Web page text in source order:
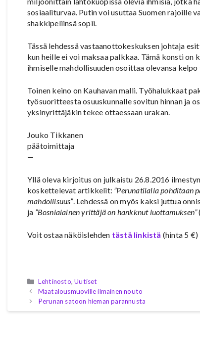
sosiaaliturvaa. Putin voi usuttaa Suomen rajoille
shakkipeliinsä sopii.
Tässä lehdessä vastaanottokeskuksen johtaja
kun heille ei voi maksaa palkkaa. Tämä konsti
ihmiselle mahdollisuuden osoittaa olevansa
Toinen keino on Kauhavan malli. Työhalukkaat
työsuoritteesta osuuskunnalle sovitun hinnan ja
yksinyrittäjäkin tekee ottaessaan urakan.
Jouko Tikkanen
päätoimittaja
—
Yllä oleva kirjoitus on julkaistu 26.8.2016
koskettelevat artikkelit: ”Perunatilalla pohditaan
mahdollisuus”. Lehdessä on myös kaksi juttua
ja ”Bosnialainen yrittäjä on hankknut luottamuksen”
Voit ostaa näköislehden tästä linkistä (hinta 5 €)
Kategoriat
Lehtinosto,Uutiset
Maatalousmuoville ilmainen nouto
Perunan satoon hieman parannusta